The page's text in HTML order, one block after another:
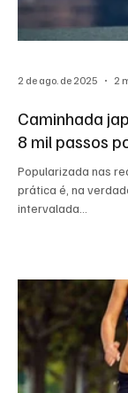
Caminhada
8 mil passos
Popularizada nas
prática é, na
intervalada...
2 de ago. de 2025 2